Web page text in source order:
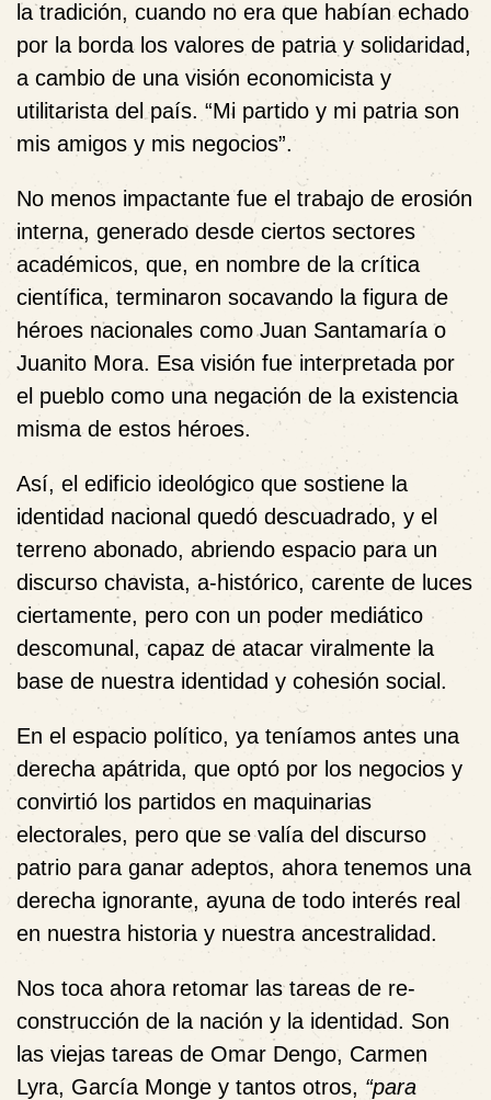
la tradición, cuando no era que habían echado
por la borda los valores de patria y solidaridad,
a cambio de una visión economicista y
utilitarista del país. “Mi partido y mi patria son
mis amigos y mis negocios”.
No menos impactante fue el trabajo de erosión
interna, generado desde ciertos sectores
académicos, que, en nombre de la crítica
científica, terminaron socavando la figura de
héroes nacionales como Juan Santamaría o
Juanito Mora. Esa visión fue interpretada por
el pueblo como una negación de la existencia
misma de estos héroes.
Así, el edificio ideológico que sostiene la
identidad nacional quedó descuadrado, y el
terreno abonado, abriendo espacio para un
discurso chavista, a-histórico, carente de luces
ciertamente, pero con un poder mediático
descomunal, capaz de atacar viralmente la
base de nuestra identidad y cohesión social.
En el espacio político, ya teníamos antes una
derecha apátrida, que optó por los negocios y
convirtió los partidos en maquinarias
electorales, pero que se valía del discurso
patrio para ganar adeptos, ahora tenemos una
derecha ignorante, ayuna de todo interés real
en nuestra historia y nuestra ancestralidad.
Nos toca ahora retomar las tareas de re-
construcción de la nación y la identidad. Son
las viejas tareas de Omar Dengo, Carmen
Lyra, García Monge y tantos otros, “para